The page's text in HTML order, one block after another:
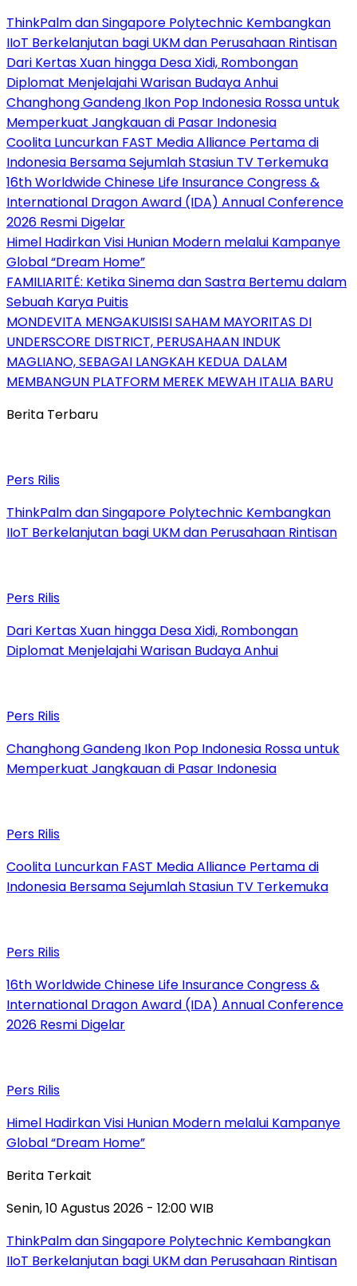
ThinkPalm dan Singapore Polytechnic Kembangkan
IIoT Berkelanjutan bagi UKM dan Perusahaan Rintisan
Dari Kertas Xuan hingga Desa Xidi, Rombongan
Diplomat Menjelajahi Warisan Budaya Anhui
Changhong Gandeng Ikon Pop Indonesia Rossa untuk
Memperkuat Jangkauan di Pasar Indonesia
Coolita Luncurkan FAST Media Alliance Pertama di
Indonesia Bersama Sejumlah Stasiun TV Terkemuka
16th Worldwide Chinese Life Insurance Congress &
International Dragon Award (IDA) Annual Conference
2026 Resmi Digelar
Himel Hadirkan Visi Hunian Modern melalui Kampanye
Global “Dream Home”
FAMILIARITÉ: Ketika Sinema dan Sastra Bertemu dalam
Sebuah Karya Puitis
MONDEVITA MENGAKUISISI SAHAM MAYORITAS DI
UNDERSCORE DISTRICT, PERUSAHAAN INDUK
MAGLIANO, SEBAGAI LANGKAH KEDUA DALAM
MEMBANGUN PLATFORM MEREK MEWAH ITALIA BARU
Berita Terbaru
Pers Rilis
ThinkPalm dan Singapore Polytechnic Kembangkan
IIoT Berkelanjutan bagi UKM dan Perusahaan Rintisan
Pers Rilis
Dari Kertas Xuan hingga Desa Xidi, Rombongan
Diplomat Menjelajahi Warisan Budaya Anhui
Pers Rilis
Changhong Gandeng Ikon Pop Indonesia Rossa untuk
Memperkuat Jangkauan di Pasar Indonesia
Pers Rilis
Coolita Luncurkan FAST Media Alliance Pertama di
Indonesia Bersama Sejumlah Stasiun TV Terkemuka
Pers Rilis
16th Worldwide Chinese Life Insurance Congress &
International Dragon Award (IDA) Annual Conference
2026 Resmi Digelar
Pers Rilis
Himel Hadirkan Visi Hunian Modern melalui Kampanye
Global “Dream Home”
Berita Terkait
Senin, 10 Agustus 2026 - 12:00 WIB
ThinkPalm dan Singapore Polytechnic Kembangkan
IIoT Berkelanjutan bagi UKM dan Perusahaan Rintisan